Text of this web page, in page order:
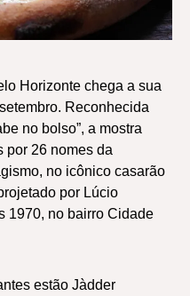
Horizonte chega a sua
Reconhecida
no bolso”, a mostra
por 26 nomes da
no icônico casarão
por Lúcio
1970, no bairro Cidade
estão Jàdder